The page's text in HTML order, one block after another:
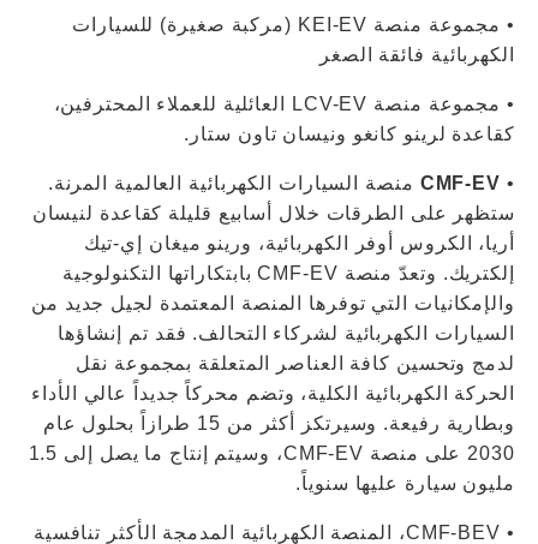
• مجموعة منصة KEI-EV (مركبة صغيرة) للسيارات
الكهربائية فائقة الصغر
• مجموعة منصة LCV-EV العائلية للعملاء المحترفين،
كقاعدة لرينو كانغو ونيسان تاون ستار.
•
CMF-EV منصة السيارات الكهربائية العالمية المرنة.
ستظهر على الطرقات خلال أسابيع قليلة كقاعدة لنيسان
أريا، الكروس أوفر الكهربائية، ورينو ميغان إي-تيك
إلكتريك. وتعدّ منصة CMF-EV بابتكاراتها التكنولوجية
والإمكانيات التي توفرها المنصة المعتمدة لجيل جديد من
السيارات الكهربائية لشركاء التحالف. فقد تم إنشاؤها
لدمج وتحسين كافة العناصر المتعلقة بمجموعة نقل
الحركة الكهربائية الكلية، وتضم محركاً جديداً عالي الأداء
وبطارية رفيعة. وسيرتكز أكثر من 15 طرازاً بحلول عام
2030 على منصة CMF-EV، وسيتم إنتاج ما يصل إلى 1.5
مليون سيارة عليها سنوياً.
• CMF-BEV، المنصة الكهربائية المدمجة الأكثر تنافسية